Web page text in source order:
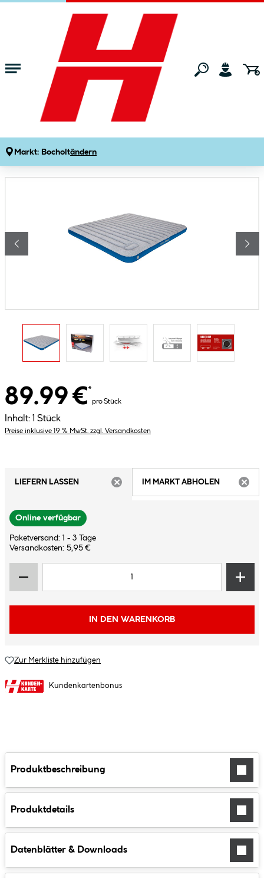
Zum Hauptinhalt springen
Markt: Bocholtändern
Freizeit Campingartikel Luftbetten & Matten
High Peak Luftbett Cross Beam King
Artikelnummer: 269570
89.99 €*
pro Stück
Inhalt: 1 Stück
Preise inklusive 19 % MwSt. zzgl. Versandkosten
LIEFERN LASSEN
IM MARKT ABHOLEN
Online verfügbar
Paketversand: 1 - 3 Tage
Versandkosten: 5,95 €
IN DEN WARENKORB
Zur Merkliste hinzufügen
Kundenkartenbonus
Produktbeschreibung
Produktdetails
Datenblätter & Downloads